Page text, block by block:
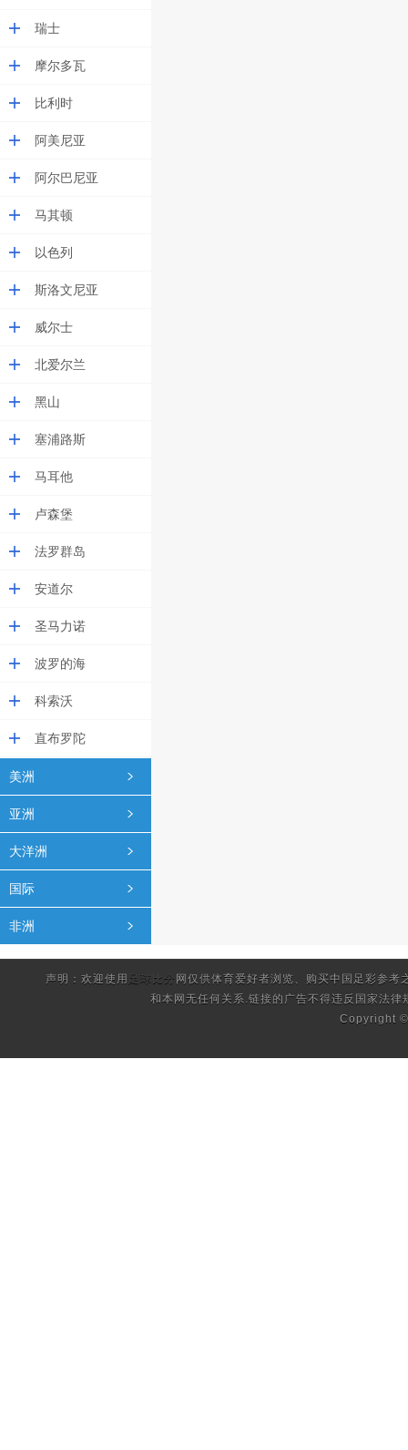
瑞士
摩尔多瓦
比利时
阿美尼亚
阿尔巴尼亚
马其顿
以色列
斯洛文尼亚
威尔士
北爱尔兰
黑山
塞浦路斯
马耳他
卢森堡
法罗群岛
安道尔
圣马力诺
波罗的海
科索沃
直布罗陀
美洲
亚洲
大洋洲
国际
非洲
声明：欢迎使用 足球比分 网仅供体育爱好者浏览、购买中国足彩参
和本网无任何关系.链接的广告不得违反国家法律
Copyright